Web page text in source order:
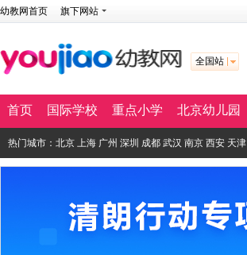
幼教网首页 旗下网站
全国站
首页 国际学校 重点小学 北京幼儿园
热门城市： 北京 上海 广州 深圳 成都 武汉 南京 西安 天津